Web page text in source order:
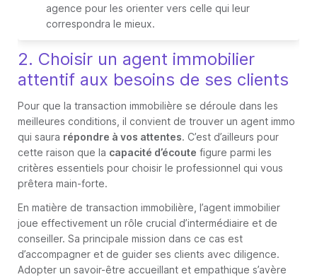
agence pour les orienter vers celle qui leur
correspondra le mieux.
2. Choisir un agent immobilier
attentif aux besoins de ses clients
Pour que la transaction immobilière se déroule dans les
meilleures conditions, il convient de trouver un agent immo
qui saura répondre à vos attentes. C’est d’ailleurs pour
cette raison que la capacité d’écoute figure parmi les
critères essentiels pour choisir le professionnel qui vous
prêtera main-forte.
En matière de transaction immobilière, l’agent immobilier
joue effectivement un rôle crucial d’intermédiaire et de
conseiller. Sa principale mission dans ce cas est
d’accompagner et de guider ses clients avec diligence.
Adopter un savoir-être accueillant et empathique s’avère